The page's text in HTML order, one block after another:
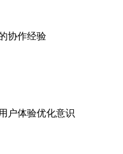
协作经验
户体验优化意识